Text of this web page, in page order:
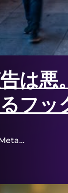
は悪
フッ